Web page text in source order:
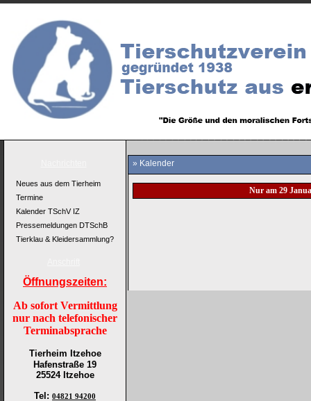
Neues aus dem Tierheim
Termine
Kalender TSchV IZ
Pressemeldungen DTSchB
Tierklau & Kleidersammlung?
Öffnungszeiten:
Ab sofort Vermittlung
nur nach telefonischer
Terminabsprache
Tierheim Itzehoe
Hafenstraße 19
25524 Itzehoe
Tel : 04821 94200
» Kalender
Nur am 29